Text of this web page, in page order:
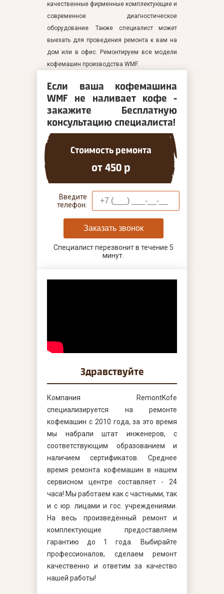
качественные фирменные комплектующие и
современное диагностическое
оборудование. Также специалист может
выехать для проведения ремонта к вам на
дом или в офис. Ремонтируем все модели
кофемашин производства WMF.
Если ваша кофемашина
WMF не наливает кофе -
закажите Бесплатную
консультацию специалиста!
Стоимость ремонта
от 450 р
Введите
телефон:
Заказать звонок
Специалист перезвонит в течение 5
минут.
Здравствуйте
Компания RemontKofe
специализируется на ремонте
кофемашин с 2010 года, за это время
мы набрали штат инженеров, с
соответствующим образованием и
наличием сертификатов. Среднее
время ремонта кофемашин в нашем
сервисном центре составляет - 24
часа! Мы работаем как с частными, так
и с юр. лицами и гос. учреждениями.
На весь произведённый ремонт и
комплектующие предоставляем
гарантию до 1 года. Выбирайте
профессионалов, сделаем ремонт
качественно и ответим за качество
нашей работы!